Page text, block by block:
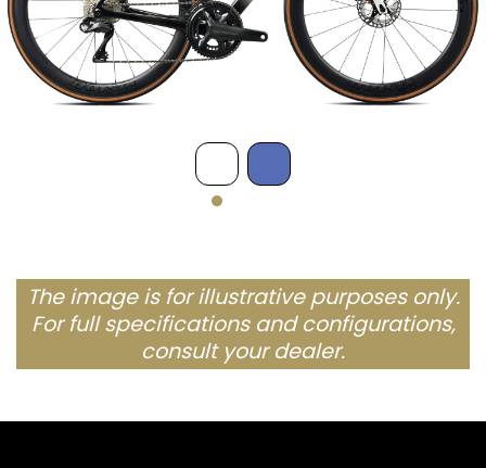
The image is for illustrative purposes only.
For full specifications and configurations,
consult your dealer.